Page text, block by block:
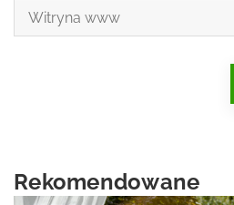
Rekomendowane